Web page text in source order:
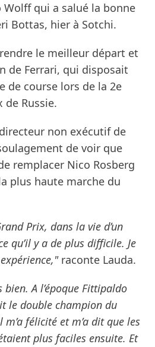
Wolff qui a salué la bonne
Bottas, hier à Sotchi.
le meilleur départ et
de Ferrari, qui disposait
de course lors de la 2e
de Russie.
non exécutif de
de voir que
remplacer Nico Rosberg
plus haute marche du
Prix, dans la vie d’un
qu’il y a de plus difficile. Je
raconte Lauda.
bien. A l’époque Fittipaldo
le double champion du
félicité et m’a dit que les
plus faciles ensuite. Et